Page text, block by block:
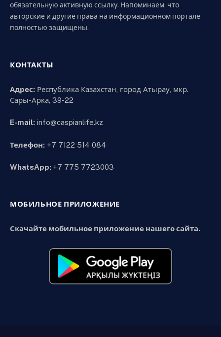
обязательную активную ссылку. Напоминаем, что
авторские и другие права на информационном портале
полностью защищены.
КОНТАКТЫ
Адрес: Республика Казахстан, город Атырау, мкр.
Сары-Арка, 39-22
E-mail: info@caspianlife.kz
Телефон: +7 7122 514 084
WhatsApp: +7 775 7723003
МОБИЛЬНОЕ ПРИЛОЖЕНИЕ
Скачайте мобильное приложение нашего сайта.